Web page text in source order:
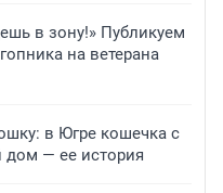
в зону!» Публикуем
на ветерана
в Югре кошечка с
— ее история